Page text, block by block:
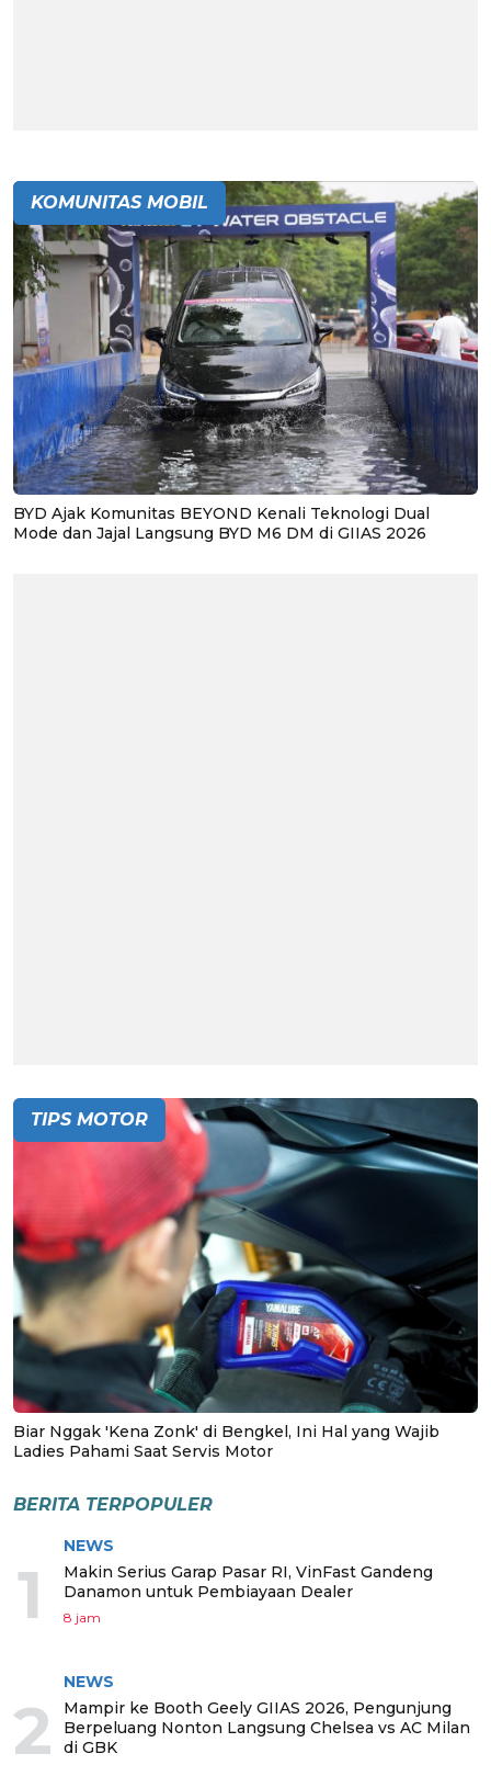
KOMUNITAS MOBIL
BYD Ajak Komunitas BEYOND Kenali Teknologi Dual
Mode dan Jajal Langsung BYD M6 DM di GIIAS 2026
TIPS MOTOR
Biar Nggak 'Kena Zonk' di Bengkel, Ini Hal yang Wajib
Ladies Pahami Saat Servis Motor
BERITA TERPOPULER
1
NEWS
Makin Serius Garap Pasar RI, VinFast Gandeng
Danamon untuk Pembiayaan Dealer
8 jam
2
NEWS
Mampir ke Booth Geely GIIAS 2026, Pengunjung
Berpeluang Nonton Langsung Chelsea vs AC Milan
di GBK